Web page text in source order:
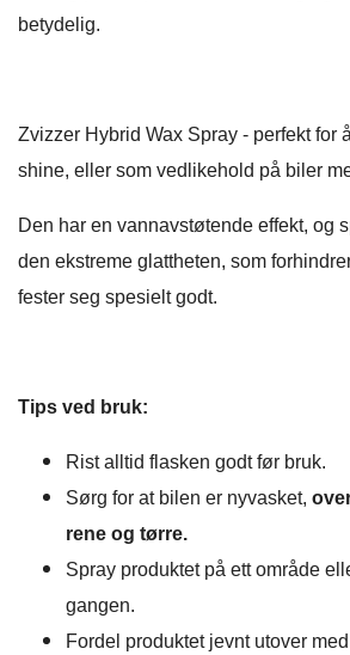
betydelig.
Zvizzer Hybrid Wax Spray - perfekt for
shine, eller som vedlikehold på biler
Den har en vannavstøtende effekt, og
den ekstreme glattheten, som
fester seg spesielt godt.
Tips ved bruk:
Rist alltid flasken godt før bruk.
Sørg for at bilen er nyvasket,
rene og tørre.
Spray produktet på ett område
gangen.
Fordel produktet jevnt utover